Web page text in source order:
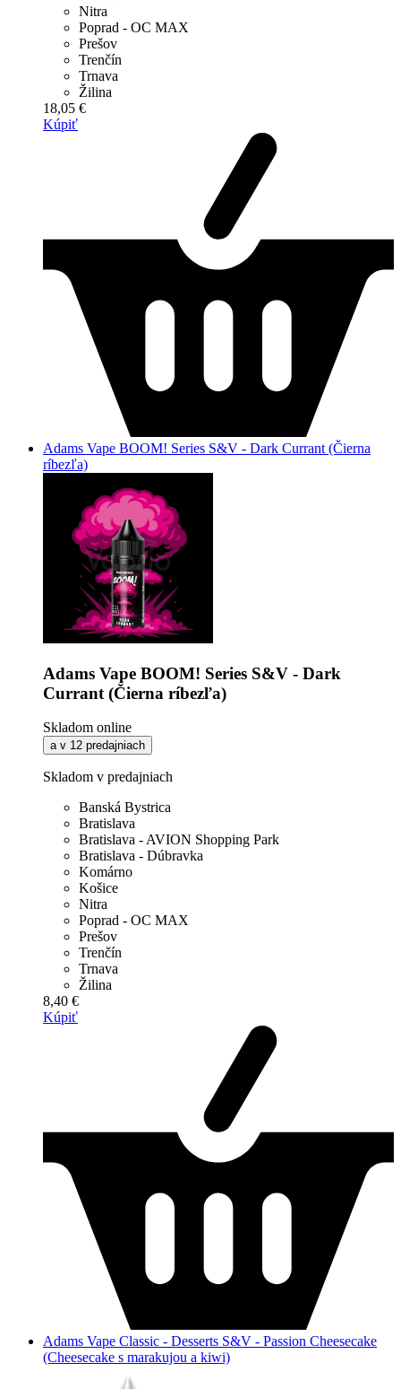
Nitra
Poprad - OC MAX
Prešov
Trenčín
Trnava
Žilina
18,05 €
Kúpiť
Adams Vape BOOM! Series S&V - Dark Currant (Čierna
ríbezľa)
Adams Vape BOOM! Series S&V - Dark
Currant (Čierna ríbezľa)
Skladom online
a v 12 predajniach
Skladom v predajniach
Banská Bystrica
Bratislava
Bratislava - AVION Shopping Park
Bratislava - Dúbravka
Komárno
Košice
Nitra
Poprad - OC MAX
Prešov
Trenčín
Trnava
Žilina
8,40 €
Kúpiť
Adams Vape Classic - Desserts S&V - Passion Cheesecake
(Cheesecake s marakujou a kiwi)